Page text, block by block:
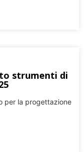
strumenti di
per la progettazione